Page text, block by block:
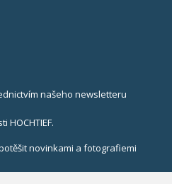
našeho newsletteru
HOCHTIEF.
novinkami a fotografiemi